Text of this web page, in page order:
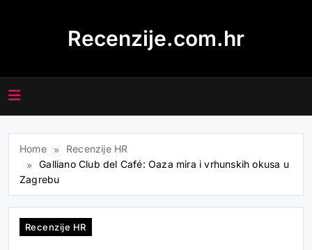
Recenzije.com.hr
Home
Recenzije HR
Galliano Club del Café: Oaza mira i vrhunskih okusa u
Zagrebu
Recenzije HR